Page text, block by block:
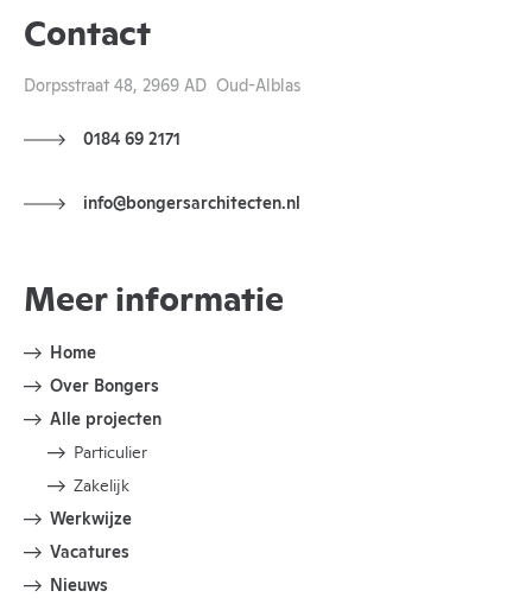
Contact
Dorpsstraat 48, 2969 AD Oud-Alblas
0184 69 2171
info@bongersarchitecten.nl
Meer informatie
Home
Over Bongers
Alle projecten
Particulier
Zakelijk
Werkwijze
Vacatures
Nieuws